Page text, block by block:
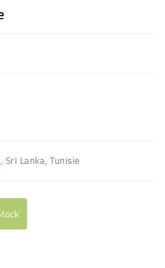
Lanka, Tunisie